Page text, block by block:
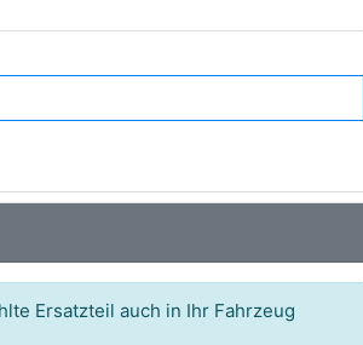
Ersatzteil auch in Ihr Fahrzeug